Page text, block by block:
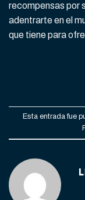
recompensas por
adentrarte en el
que tiene para
Esta entrada fue